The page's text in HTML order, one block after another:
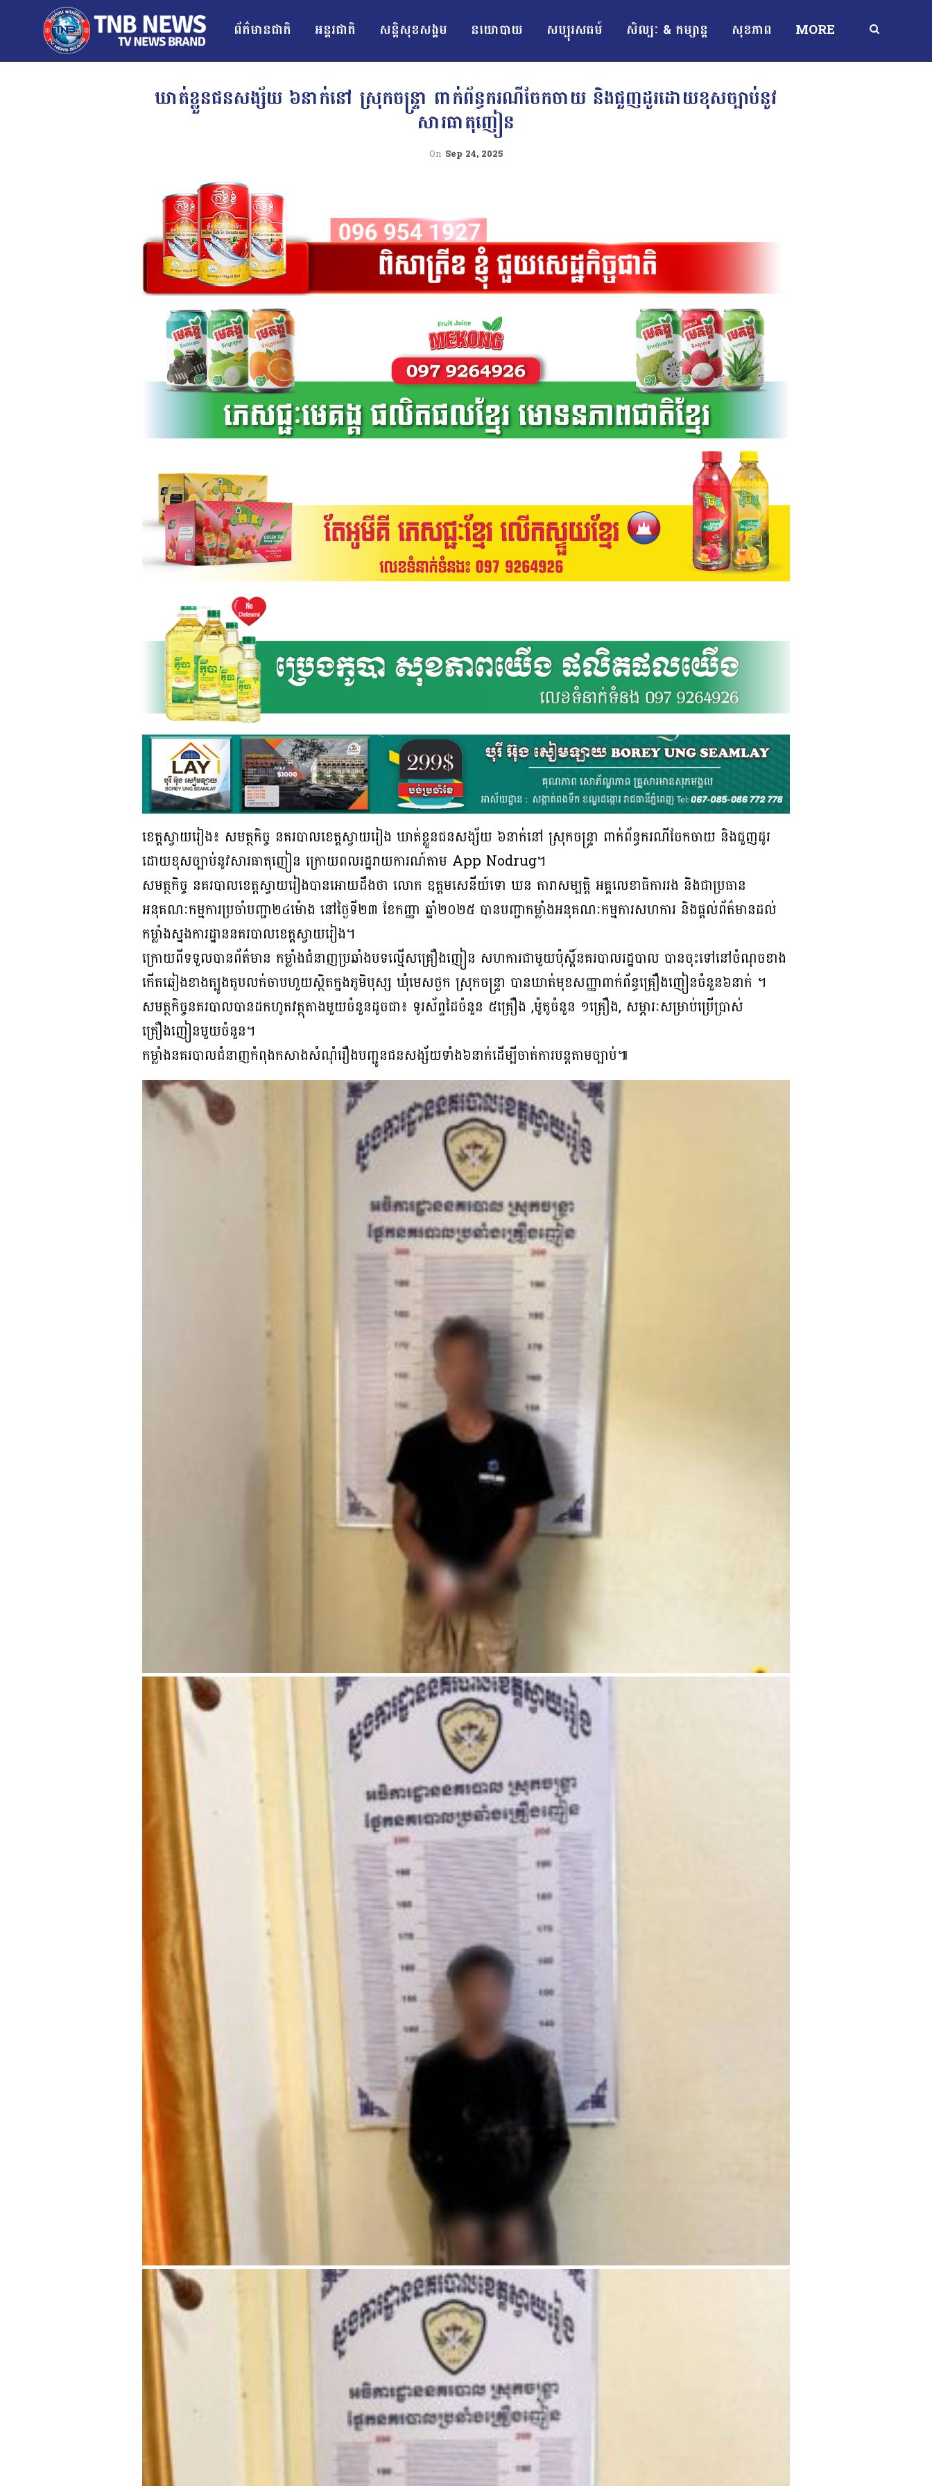
ព័ត៌មានជាតិ អន្ដរជាតិ សន្តិសុខសង្គម នយោបាយ សប្បុរសធម៍ សិល្បៈ & កម្សាន្ត សុខភាព MORE
ឃាត់ខ្លួនជនសង្ស័យ ៦នាក់នៅ ស្រុកចន្ទ្រា ពាក់ព័ន្ធករណីចែកចាយ និងជួញដូរដោយខុសច្បាប់នូវ
សារធាតុញៀន
On Sep 24, 2025
ខេត្តស្វាយរៀង៖ សមត្ថកិច្ច នគរបាលខេត្តស្វាយរៀង ឃាត់ខ្លួនជនសង្ស័យ ៦នាក់នៅ ស្រុកចន្ទ្រា ពាក់ព័ន្ធករណីចែកចាយ និងជួញដូរ
ដោយខុសច្បាប់នូវសារធាតុញៀន ក្រោយពលរដ្ឋរាយការណ៍តាម App Nodrug។
សមត្ថកិច្ច នគរបាលខេត្តស្វាយរៀងបានអោយដឹងថា លោក ឧត្ដមសេនីយ៍ទោ ឃន តារាសម្បត្តិ អគ្គលេខាធិការរង និងជាប្រធាន
អនុគណៈកម្មការប្រចាំបញ្ជា២៤ម៉ោង នៅថ្ងៃទី២៣ ខែកញ្ញា ឆ្នាំ២០២៥ បានបញ្ជាកម្លាំងអនុគណៈកម្មការសហការ និងផ្តល់ព័ត៌មានដល់
កម្លាំងស្នងការដ្ឋាននគរបាលខេត្តស្វាយរៀង។
ក្រោយពីទទួលបានព័ត៌មាន កម្លាំងជំនាញប្រឆាំងបទល្មើសគ្រឿងញៀន សហការជាមួយប៉ុស្តិ៍នគរបាលរដ្ឋបាល បានចុះទៅនៅចំណុចខាង
កើតឆៀងខាងត្បូងតូបលក់ចាបហួយស្ថិតក្នងភូមិបុស្ស ឃុំមេសថ្ងក ស្រុកចន្ទ្រា បានឃាត់មុខសញ្ញាពាក់ព័ន្ធគ្រឿងញៀនចំនួន៦នាក់ ។
សមត្ថកិច្ចនគរបាលបានដកហូតវត្ថុតាងមួយចំនួនដូចជា៖ ទូរស័ព្ទដៃចំនួន ៥គ្រឿង ,ម៉ូតូចំនួន ១គ្រឿង, សម្ភារៈសម្រាប់ប្រើប្រាស់
គ្រឿងញៀនមួយចំនួន។
កម្លាំងនគរបាលជំនាញកំពុងកសាងសំណុំរឿងបញ្ជូនជនសង្ស័យទាំង៦នាក់ដើម្បីចាត់ការបន្តតាមច្បាប់៕